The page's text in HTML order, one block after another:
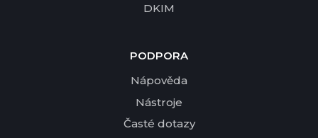
DKIM
PODPORA
Nápověda
Nástroje
Časté dotazy